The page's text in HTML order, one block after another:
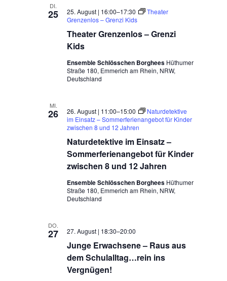
DI.
25
Theater Grenzenlos – Grenzi
Kids
25. August | 16:00–17:30
Theater
Grenzenlos – Grenzi Kids
Ensemble Schlösschen Borghees Hüthumer
Straße 180, Emmerich am Rhein, NRW,
Deutschland
MI.
26
Naturdetektive im Einsatz –
Sommerferienangebot für Kinder
zwischen 8 und 12 Jahren
26. August | 11:00–15:00
Naturdetektive
im Einsatz – Sommerferienangebot für Kinder
zwischen 8 und 12 Jahren
Ensemble Schlösschen Borghees Hüthumer
Straße 180, Emmerich am Rhein, NRW,
Deutschland
DO.
27
Junge Erwachsene – Raus aus
dem Schulalltag…rein ins
Vergnügen!
27. August | 18:30–20:00